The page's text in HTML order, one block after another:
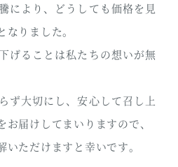
により、どうしても価格を見
りました。
げることは私たちの想いが無
ず大切にし、安心して召し上
届けしてまいりますので、
ただけますと幸いです。